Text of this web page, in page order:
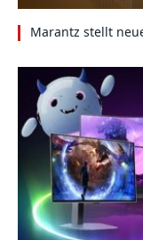
Marantz stellt